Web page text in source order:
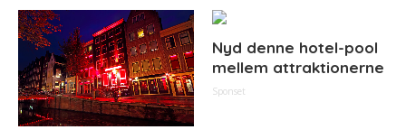
Nyd denne hotel-pool
mellem attraktionerne
Sponset